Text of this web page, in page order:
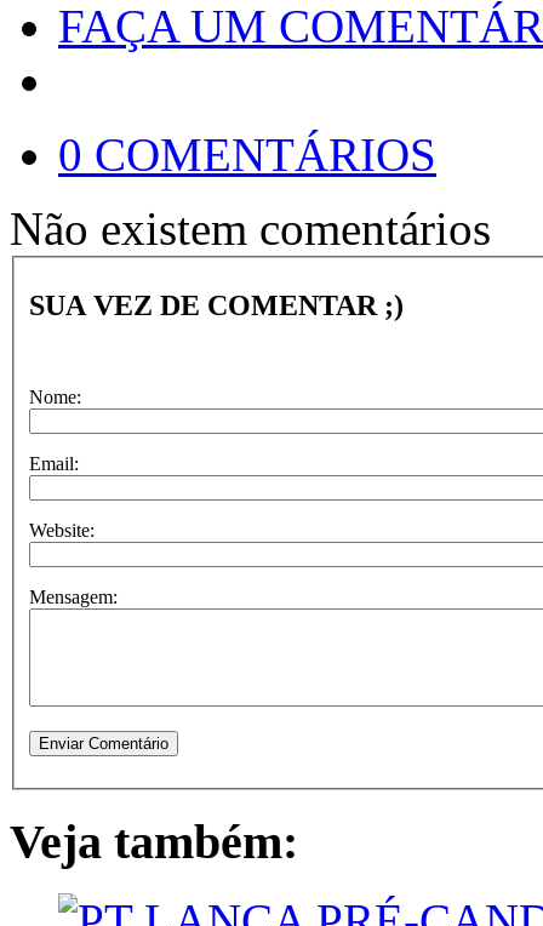
FAÇA UM
0 COMENTÁRIOS
Não existem comentários
SUA VEZ DE COMENTAR ;)
Nome:
Email:
Website:
Mensagem:
Veja também: